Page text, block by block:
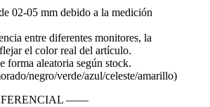
02-05 mm debido a la medición
entre diferentes monitores, la
el color real del artículo.
forma aleatoria según stock.
negro/verde/azul/celeste/amarillo)
——